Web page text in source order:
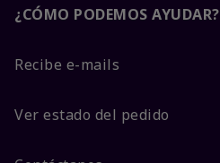
¿CÓMO PODEMOS AYUDAR?
Recibe e-mails
Ver estado del pedido